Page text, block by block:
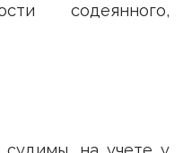
содеянного,